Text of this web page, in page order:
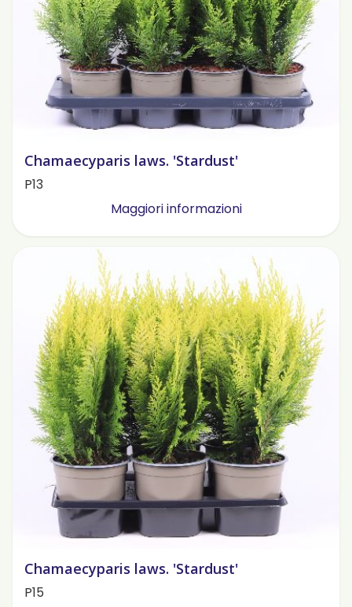
Chamaecyparis laws. 'Stardust'
P13
Maggiori informazioni
Chamaecyparis laws. 'Stardust'
P15